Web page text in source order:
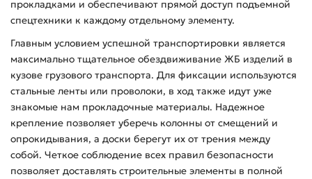
прокладками и обеспечивают прямой доступ подъемной
спецтехники к каждому отдельному элементу.
Главным условием успешной транспортировки является
максимально тщательное обездвиживание ЖБ изделий в
кузове грузового транспорта. Для фиксации используются
стальные ленты или проволоки, в ход также идут уже
знакомые нам прокладочные материалы. Надежное
крепление позволяет уберечь колонны от смещений и
опрокидывания, а доски берегут их от трения между
собой. Четкое соблюдение всех правил безопасности
позволяет доставлять строительные элементы в полной